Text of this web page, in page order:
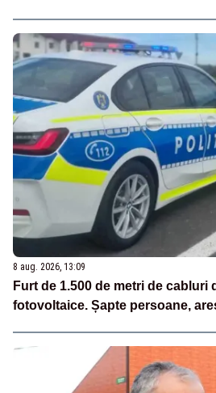
8 aug. 2026, 13:09
Furt de 1.500 de metri de cabluri
fotovoltaice. Șapte persoane,